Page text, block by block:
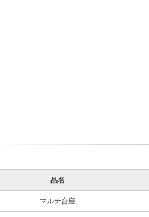
品名
マルチ台座